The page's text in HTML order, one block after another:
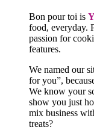
Bon pour toi is
food, everyday.
passion for
features.
We named our
for you”,
We know your
show you just
mix business
treats?